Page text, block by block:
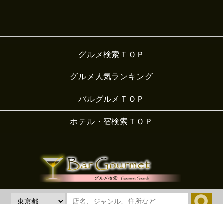
グルメ検索ＴＯＰ
グルメ人気ランキング
バルグルメＴＯＰ
ホテル・宿検索ＴＯＰ